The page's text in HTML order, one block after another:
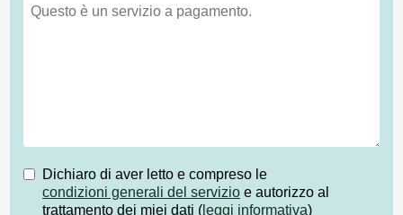
Dichiaro di aver letto e compreso le
condizioni generali del servizio e autorizzo al
trattamento dei miei dati ( leggi informativa)